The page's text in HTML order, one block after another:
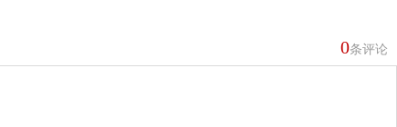
0条评论